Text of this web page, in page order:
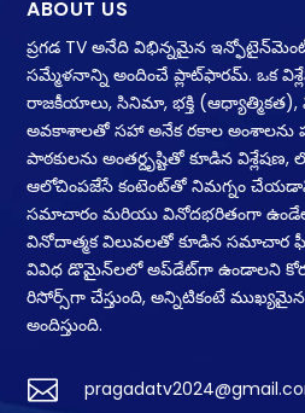
ABOUT US
ప్రగడ TV అనేది విభిన్నమైన
సమ్మేళనాన్ని అందించే ప్లాట్‌ఫారమ్. ఒక
రాజకీయాలు, సినిమా, భక్తి (ఆధ్యాత్మికత),
అవకాశాలతో సహా అనేక రకాల అంశాలను
పాఠకులను అంతర్దృష్టితో కూడిన
ఆలోచింపజేసే కంటెంట్‌తో నిమగ్నం
సమాచారం మరియు వినోదభరితంగా ఉండేలా
వినోదాత్మక విలువలతో కూడిన సమాచార
వివిధ డొమైన్‌లలో అప్‌డేట్‌గా ఉండాలని
రిసోర్స్‌గా చేస్తుంది, అన్నిటికంటే
అందిస్తుంది.
